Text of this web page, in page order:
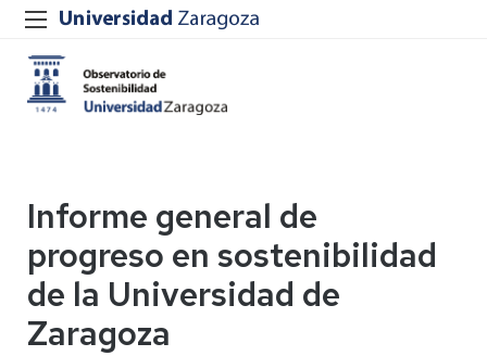
Informe general de
progreso en sostenibilidad
de la Universidad de
Zaragoza